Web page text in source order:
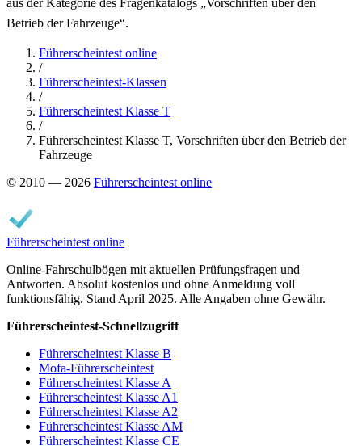
Betrieb der Fahrzeuge“.
Führerscheintest online
/
Führerscheintest-Klassen
/
Führerscheintest Klasse T
/
Führerscheintest Klasse T, Vorschriften über den Betrieb der
Fahrzeuge
© 2010 — 2026 Führerscheintest online
Führerscheintest online
Online-Fahrschulbögen mit aktuellen Prüfungsfragen und
Antworten. Absolut kostenlos und ohne Anmeldung voll
funktionsfähig. Stand April 2025. Alle Angaben ohne Gewähr.
Führerscheintest-Schnellzugriff
Führerscheintest Klasse B
Mofa-Führerscheintest
Führerscheintest Klasse A
Führerscheintest Klasse A1
Führerscheintest Klasse A2
Führerscheintest Klasse AM
Führerscheintest Klasse CE